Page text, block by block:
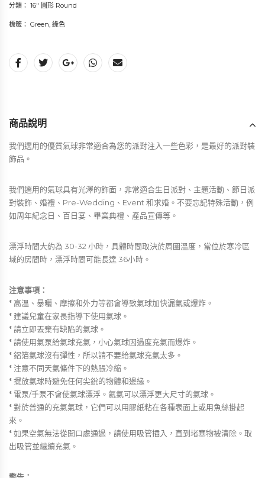
分類： 16" 圓形 Round
標籤： Green, 綠色
商品說明
我們選用的優質氣球非常適合為您的派對注入一些色彩，是最好的派對裝
飾品。
我們選用的氣球具有光澤的飾面，非常適合生日派對、主題活動、節日派
對裝飾、婚禮、Pre-Wedding、Event 和求婚。不要忘記特殊活動，例
如周年紀念日、百日宴、畢業典禮、產品宣傳等。
漂浮時間大約為 30-32 小時，具體時間取決於周圍溫度，當位於寒冷區
域的房間時，漂浮時間可能長達 36小時。
注意事項：
* 高溫、暴曬、摩擦和外力等都會導致氣球加快漏氣或爆炸。
* 建議兒童在家長指導下使用氣球。
* 請立即丟棄有缺陷的氣球。
* 請使用氣泵給氣球充氣，小心氣球因過度充氣而爆炸。
* 鋁箔氣球沒有彈性，所以請不要給氣球充氣太多。
* 注意不同天氣條件下的熱脹冷縮。
* 擺放氣球時避免任何尖銳的物體和邊緣。
* 電泵/手泵不會使氣球漂浮。氦氣可以漂浮更大尺寸的氣球。
* 對於普通的充氣氣球，它們可以用膠紙粘在各種表面上或用魚絲掛起
來。
* 如果空氣無法從開口處通過，請使用吸管插入，直到堵塞物被清除。取
出吸管並繼續充氣。